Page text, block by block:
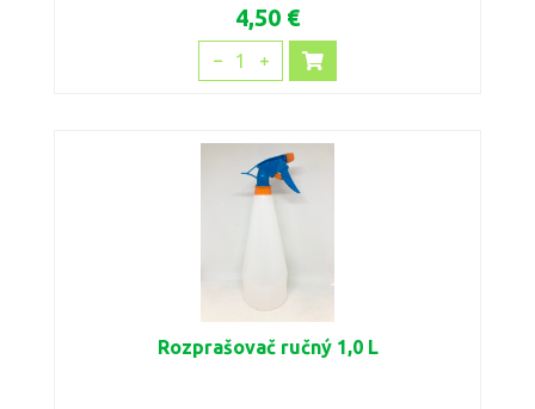
4,50 €
1
Rozprašovač ručný 1,0 L